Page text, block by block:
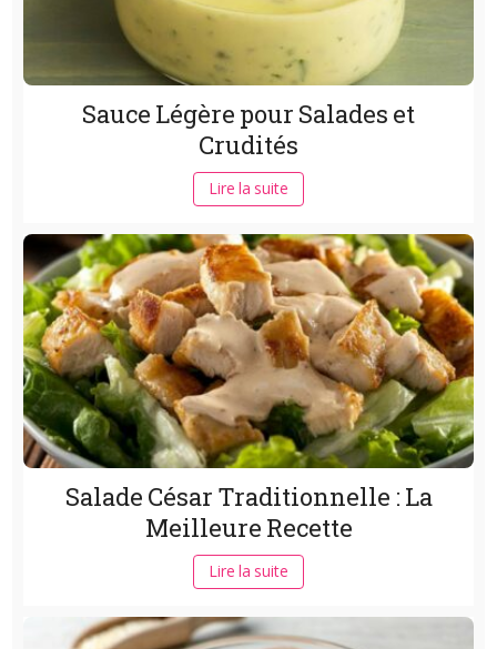
Sauce Légère pour Salades et
Crudités
Lire la suite
Salade César Traditionnelle : La
Meilleure Recette
Lire la suite